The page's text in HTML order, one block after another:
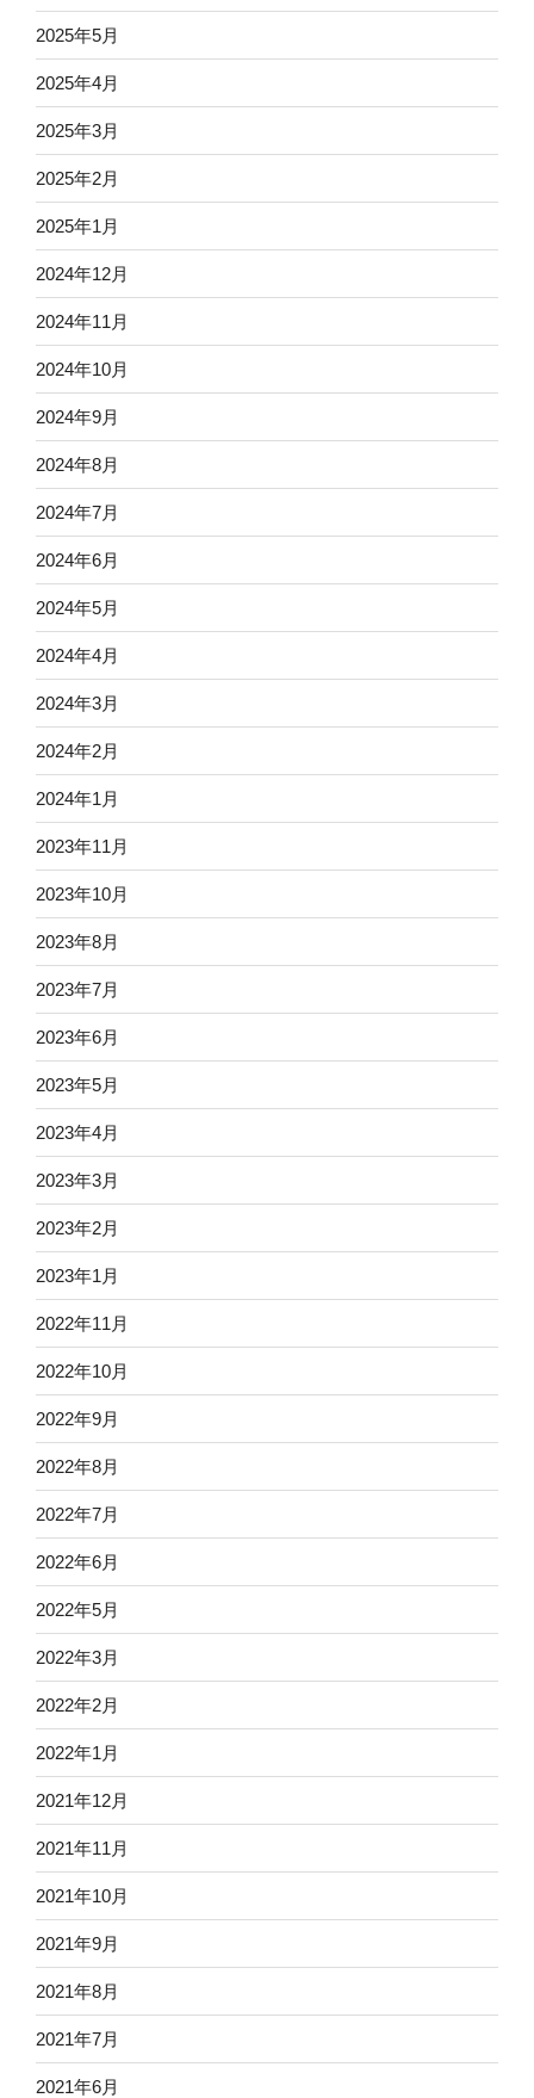
2025年5月
2025年4月
2025年3月
2025年2月
2025年1月
2024年12月
2024年11月
2024年10月
2024年9月
2024年8月
2024年7月
2024年6月
2024年5月
2024年4月
2024年3月
2024年2月
2024年1月
2023年11月
2023年10月
2023年8月
2023年7月
2023年6月
2023年5月
2023年4月
2023年3月
2023年2月
2023年1月
2022年11月
2022年10月
2022年9月
2022年8月
2022年7月
2022年6月
2022年5月
2022年3月
2022年2月
2022年1月
2021年12月
2021年11月
2021年10月
2021年9月
2021年8月
2021年7月
2021年6月